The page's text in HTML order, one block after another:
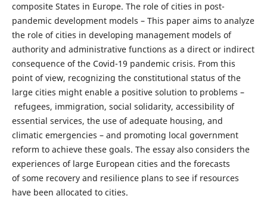
composite States in Europe. The role of cities in post-
pandemic development models – This paper aims to analyze
the role of cities in developing management models of
authority and administrative functions as a direct or indirect
consequence of the Covid-19 pandemic crisis. From this
point of view, recognizing the constitutional status of the
large cities might enable a positive solution to problems –
refugees, immigration, social solidarity, accessibility of
essential services, the use of adequate housing, and
climatic emergencies – and promoting local government
reform to achieve these goals. The essay also considers the
experiences of large European cities and the forecasts
of some recovery and resilience plans to see if resources
have been allocated to cities.